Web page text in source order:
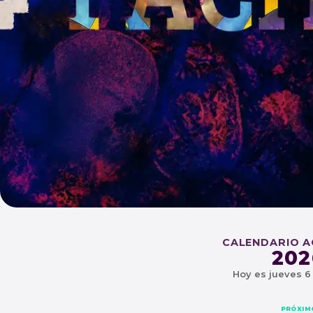
SABADO O1 DE
CALENDARIO
Hoy es jueves